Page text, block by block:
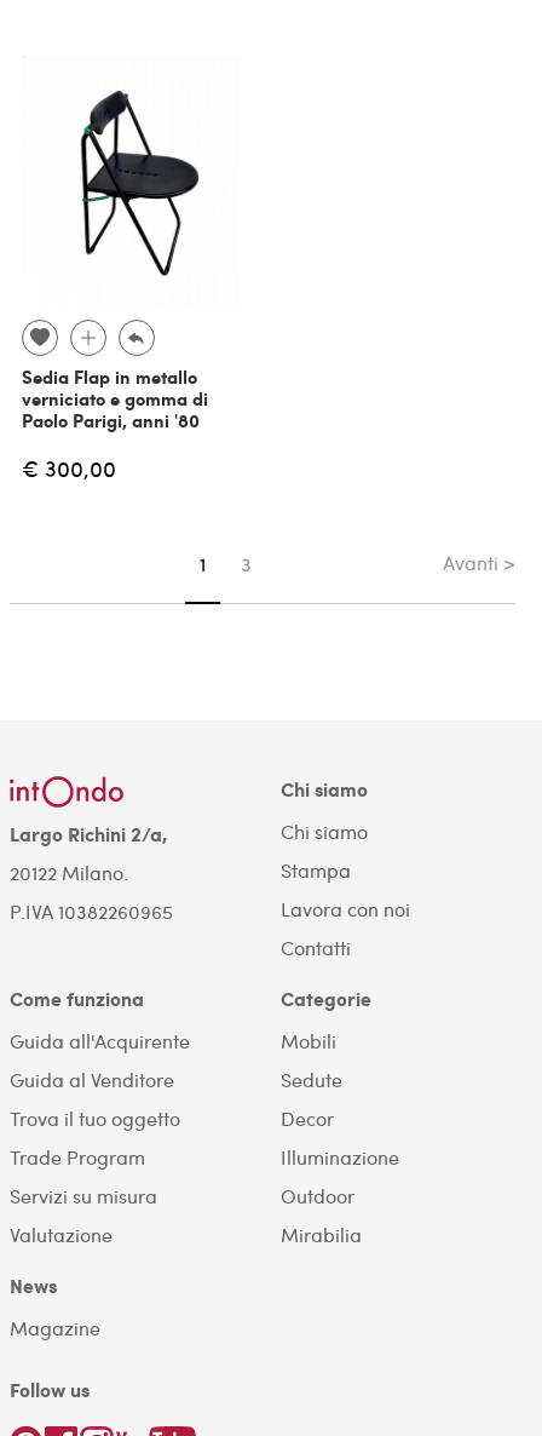
Sedia Flap in metallo
verniciato e gomma di
Paolo Parigi, anni '80
€ 300,00
Sei su pagina
1 3 Avanti >
Largo Richini 2/a,
20122 Milano.
P.IVA 10382260965
Chi siamo
Chi siamo
Stampa
Lavora con noi
Contatti
Come funziona
Guida all'Acquirente
Guida al Venditore
Trova il tuo oggetto
Trade Program
Servizi su misura
Valutazione
Categorie
Mobili
Sedute
Decor
Illuminazione
Outdoor
Mirabilia
News
Magazine
Follow us